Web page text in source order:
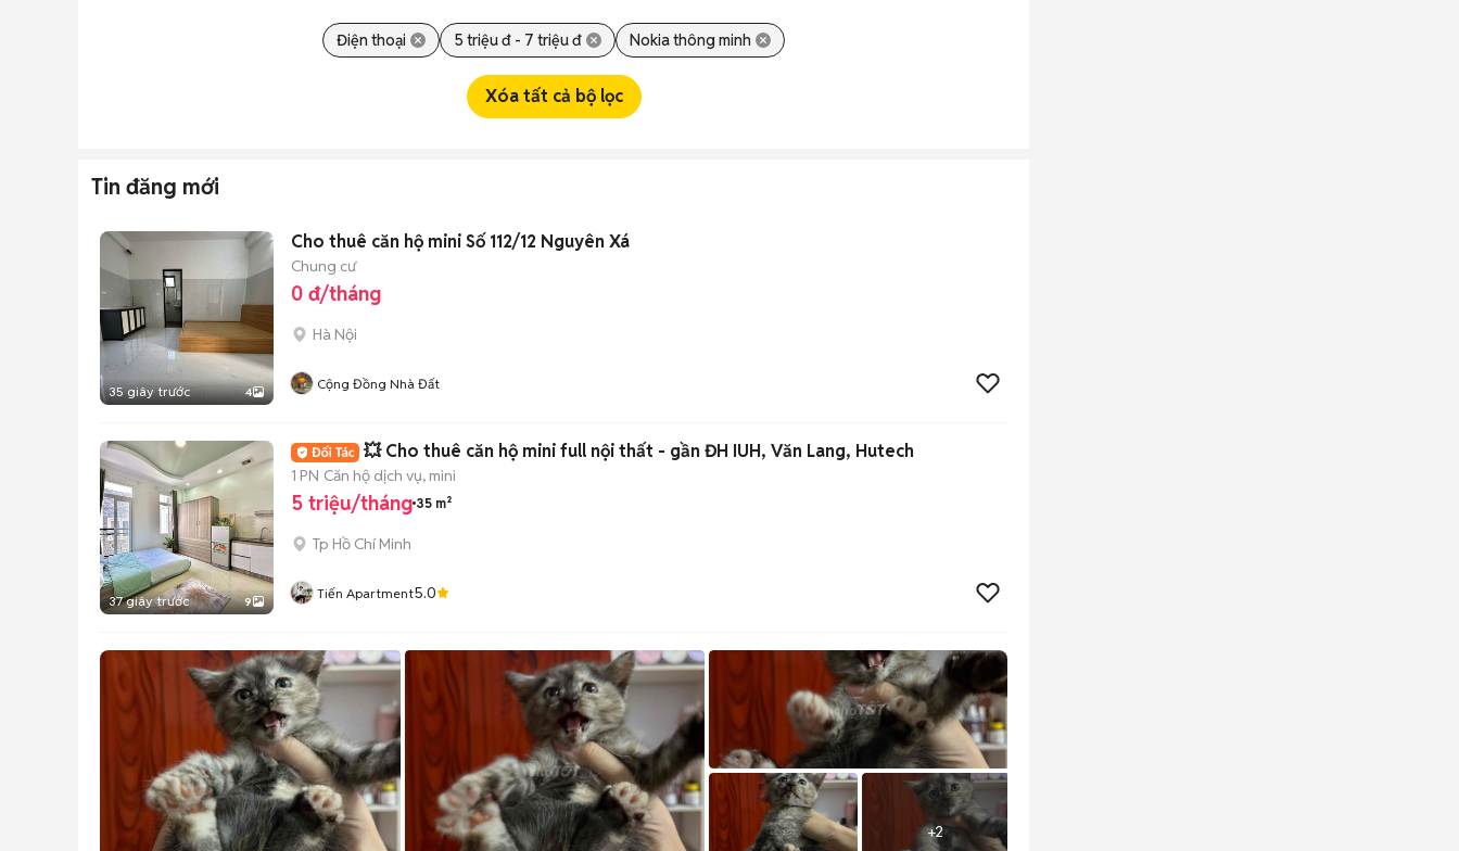
Điện thoại 5 triệu đ - 7 triệu đ Nokia thông minh
Xóa tất cả bộ lọc
Tin đăng mới
35 giây trước 4
Cho thuê căn hộ mini Số 112/12 Nguyên Xá
Chung cư
0 đ/tháng
Hà Nội
Cộng Đồng Nhà Đất
37 giây trước 9
💥 Cho thuê căn hộ mini full nội thất - gần ĐH IUH, Văn Lang, Hutech
1 PN Căn hộ dịch vụ, mini
5 triệu/tháng 35 m²
Tp Hồ Chí Minh
Tiến Apartment5.0
+2